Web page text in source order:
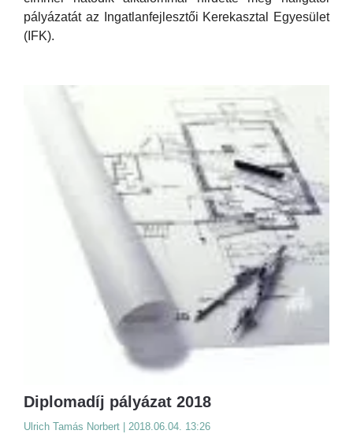
pályázatát az Ingatlanfejlesztői Kerekasztal Egyesület
(IFK).
Diplomadíj pályázat 2018
Ulrich Tamás Norbert | 2018.06.04. 13:26